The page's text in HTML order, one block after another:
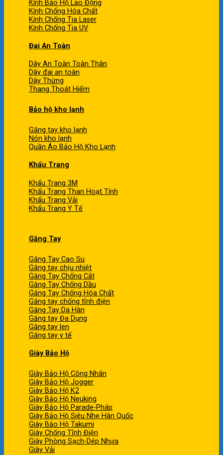
Kính Bảo Hộ Lao Động
Kính Chống Hóa Chất
Kính Chống Tia Laser
Kính Chống Tia UV
Đai An Toàn
Dây An Toàn Toàn Thân
Dây đai an toàn
Dây Thừng
Thang Thoát Hiểm
Bảo hộ kho lạnh
Găng tay kho lạnh
Nón kho lạnh
Quần Áo Bảo Hộ Kho Lạnh
Khẩu Trang
Khẩu Trang 3M
Khẩu Trang Than Hoạt Tính
Khẩu Trang Vải
Khẩu Trang Y Tế
Găng Tay
Găng Tay Cao Su
Găng tay chịu nhiệt
Găng Tay Chống Cắt
Găng Tay Chống Dầu
Găng Tay Chống Hóa Chất
Găng tay chống tĩnh điện
Găng Tay Da Hàn
Găng tay Đa Dụng
Găng tay len
Găng tay y tế
Giày Bảo Hộ
Giày Bảo Hộ Công Nhân
Giày Bảo Hộ Jogger
Giày Bảo Hộ K2
Giày Bảo Hộ Neuking
Giày Bảo Hộ Parade-Pháp
Giày Bảo Hộ Siêu Nhẹ Hàn Quốc
Giày Bảo Hộ Takumi
Giày Chống Tĩnh Điện
Giày Phòng Sạch-Dép Nhựa
Giày Vải